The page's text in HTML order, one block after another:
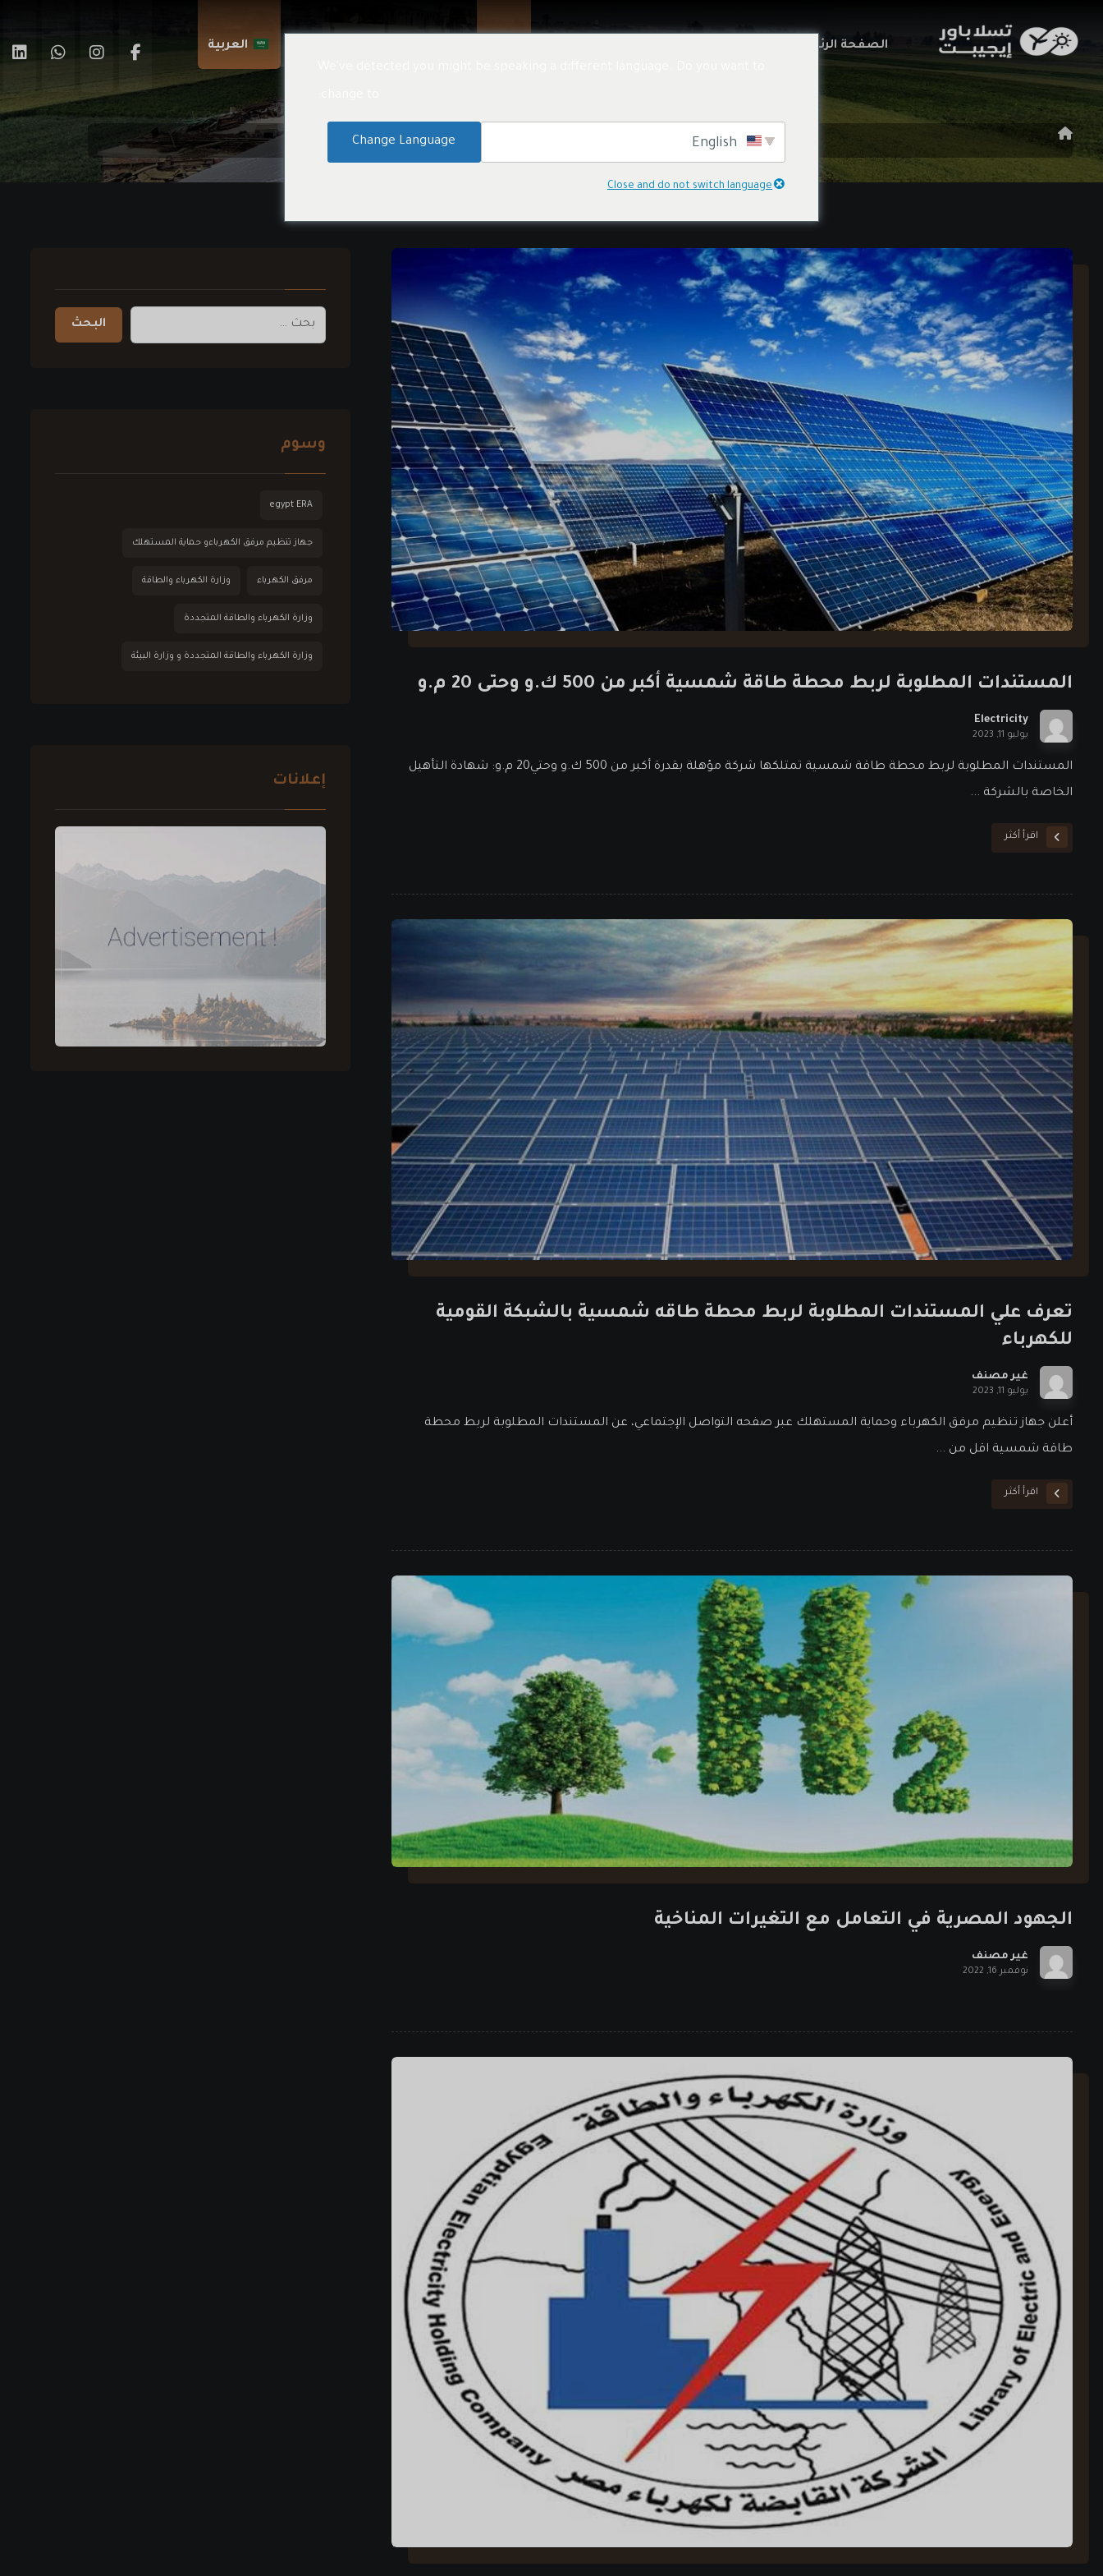
الصفحة الرئيسية العربية
المستندات المطلوبة لربط محطة طاقة شمسية أكبر من 500 ك.و وحتى 20 م.و
Electricity
يوليو 11, 2023
المستندات المطلوبة لربط محطة طاقة شمسية تمتلكها شركة مؤهلة بقدرة أكبر من 500 ك.و وحتي20 م.و: شهادة التأهيل
الخاصة بالشركة ...
اقرأ أكثر
تعرف علي المستندات المطلوبة لربط محطة طاقه شمسية بالشبكة القومية
للكهرباء
غير مصنف
يوليو 11, 2023
أعلن جهاز تنظيم مرفق الكهرباء وحماية المستهلك عبر صفحه التواصل الإجتماعي، عن المستندات المطلوبة لربط محطة
طاقة شمسية اقل من ...
اقرأ أكثر
الجهود المصرية في التعامل مع التغيرات المناخية
غير مصنف
نوفمبر 16, 2022
وسوم
egypt ERA
جهاز تنظيم مرفق الكهرباءو حماية المستهلك
مرفق الكهرباء وزارة الكهرباء والطاقة
وزارة الكهرباء والطاقة المتجددة
وزارة الكهرباء والطاقة المتجددة و وزارة البيئة
إعلانات
Change Language
Close and do not switch language